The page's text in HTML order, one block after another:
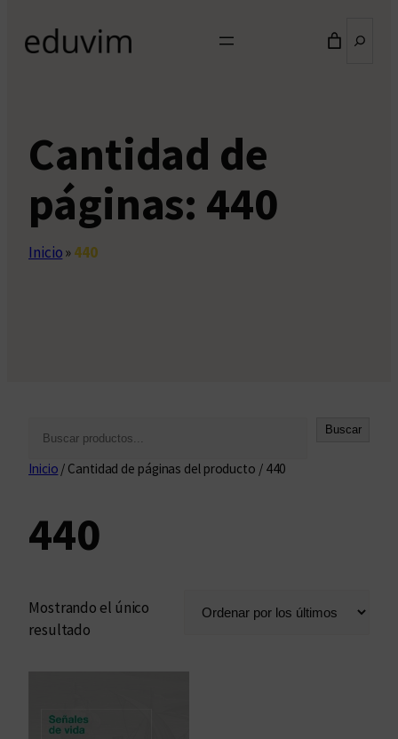
Cantidad de
páginas: 440
Inicio»440
s
r
Buscar
Inicio / Cantidad de páginas del producto / 440
440
Mostrando el único
resultado